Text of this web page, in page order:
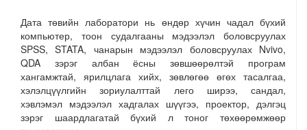
Дата төвийн лаборатори нь өндөр хүчин чадал бүхий
компьютер, тоон судалгааны мэдээлэл боловсруулах
SPSS, STATA, чанарын мэдээлэл боловсруулах Nvivo,
QDA зэрэг албан ёсны зөвшөөрөлтэй програм
хангамжтай, ярилцлага хийх, зөвлөгөө өгөх тасалгаа,
хэлэлцүүлгийн зориулалттай лего ширээ, сандал,
хэвлэмэл мэдээлэл хадгалах шүүгээ, проектор, дэлгэц
зэрэг шаардлагатай бүхий л тоног төхөөрөмжөөр